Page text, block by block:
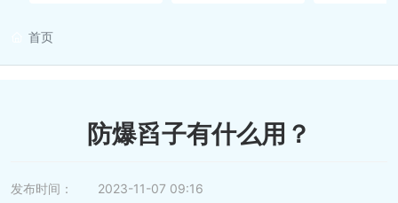
人才招聘
首页
防爆舀子有什么用？
发布时间： 2023-11-07 09:16